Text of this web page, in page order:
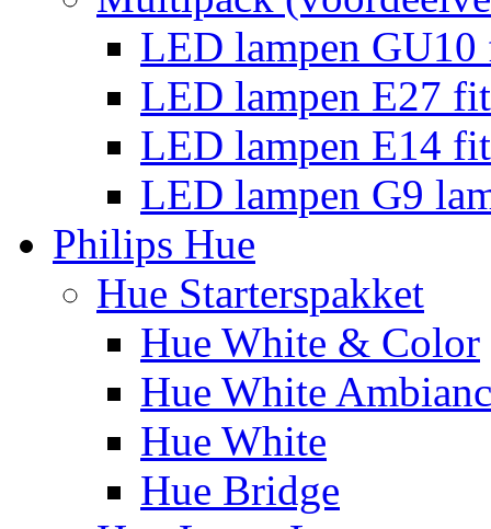
LED lampen
LED lampen E27
LED lampen E14
LED lampen G9
Philips Hue
Hue Starterspakket
Hue White & Color
Hue White
Hue White
Hue Bridge